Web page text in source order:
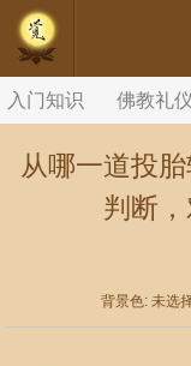
//内容文章背景颜色
入门知识 佛教礼仪
从哪一道投
判断
背景色: 未选